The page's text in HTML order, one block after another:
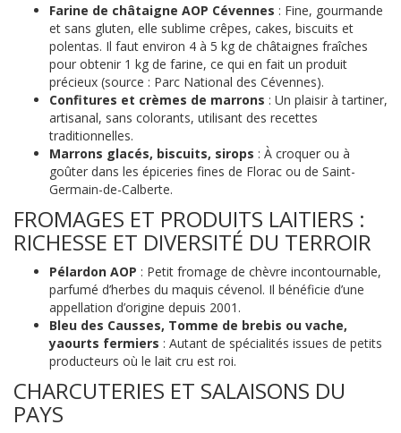
Farine de châtaigne AOP Cévennes : Fine, gourmande
et sans gluten, elle sublime crêpes, cakes, biscuits et
polentas. Il faut environ 4 à 5 kg de châtaignes fraîches
pour obtenir 1 kg de farine, ce qui en fait un produit
précieux (source : Parc National des Cévennes).
Confitures et crèmes de marrons : Un plaisir à tartiner,
artisanal, sans colorants, utilisant des recettes
traditionnelles.
Marrons glacés, biscuits, sirops : À croquer ou à
goûter dans les épiceries fines de Florac ou de Saint-
Germain-de-Calberte.
FROMAGES ET PRODUITS LAITIERS :
RICHESSE ET DIVERSITÉ DU TERROIR
Pélardon AOP : Petit fromage de chèvre incontournable,
parfumé d’herbes du maquis cévenol. Il bénéficie d’une
appellation d’origine depuis 2001.
Bleu des Causses, Tomme de brebis ou vache,
yaourts fermiers : Autant de spécialités issues de petits
producteurs où le lait cru est roi.
CHARCUTERIES ET SALAISONS DU
PAYS